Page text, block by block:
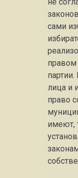
сами
правом
лица и
право
имеют,